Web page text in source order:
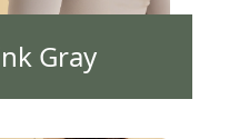
Gray